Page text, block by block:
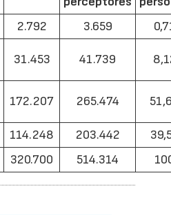
2.792 3.659
31.453 41.739
172.207 265.474
114.248 203.442
320.700 514.314